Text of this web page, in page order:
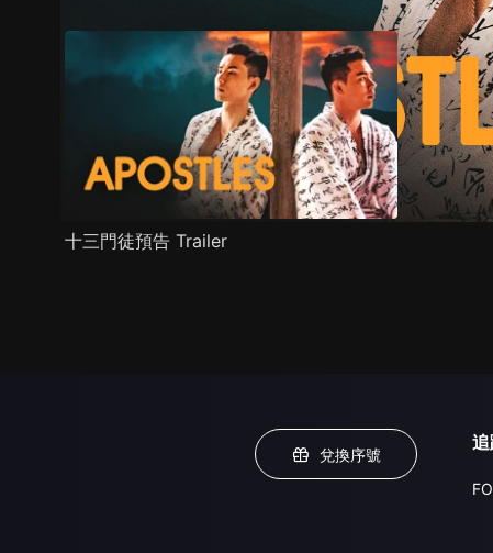
十三門徒預告 Trailer
兌換序號